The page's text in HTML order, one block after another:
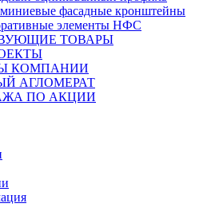
фасадные кронштейны
элементы НФС
ТОВАРЫ
КОМПАНИИ
АГЛОМЕРАТ
ПО АКЦИИ